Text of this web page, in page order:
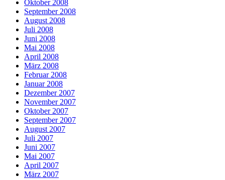
Oktober 2008
September 2008
August 2008
Juli 2008
Juni 2008
Mai 2008
April 2008
März 2008
Februar 2008
Januar 2008
Dezember 2007
November 2007
Oktober 2007
September 2007
August 2007
Juli 2007
Juni 2007
Mai 2007
April 2007
März 2007